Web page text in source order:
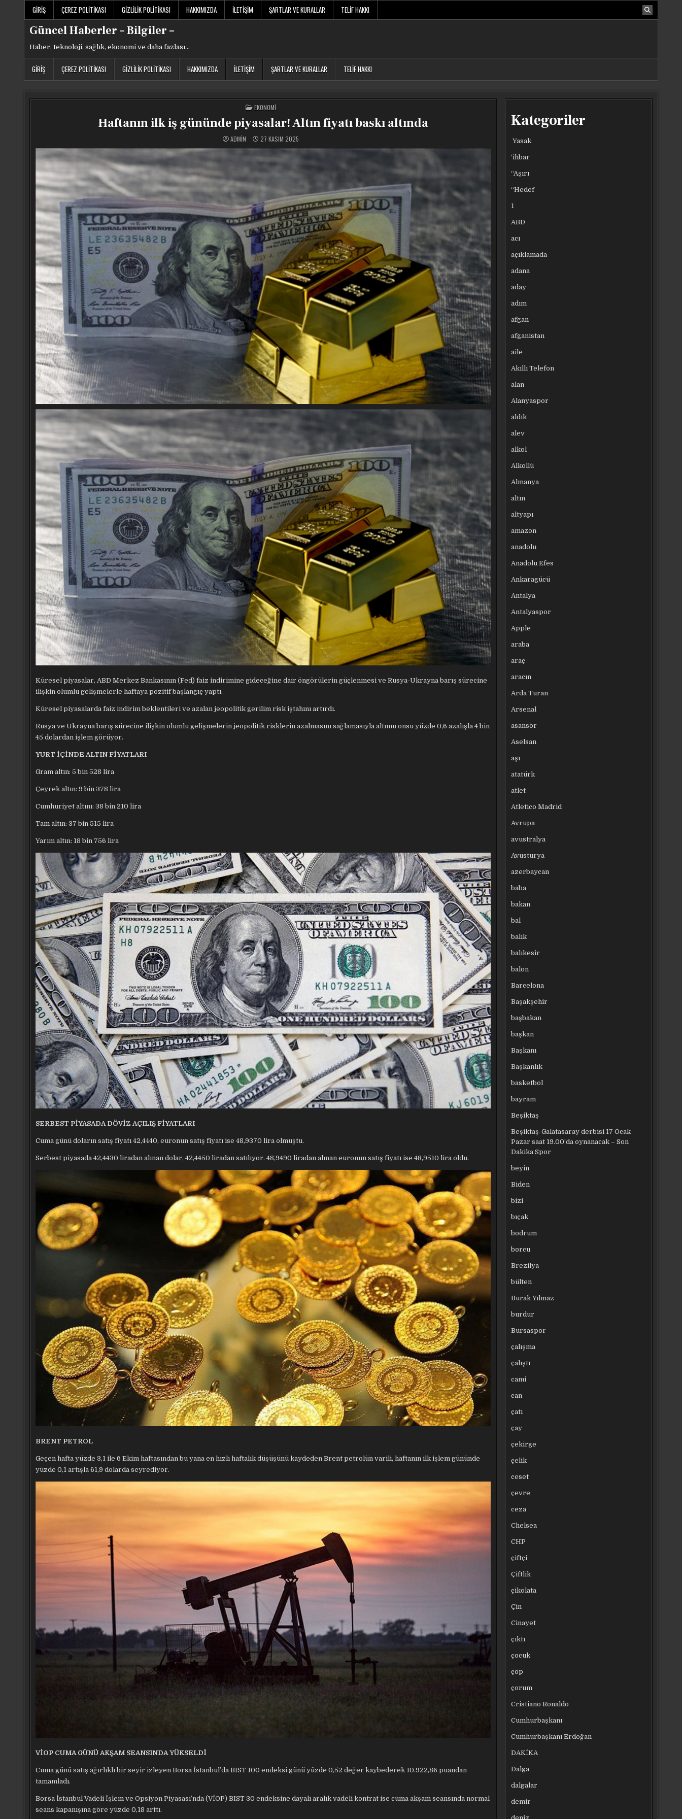
GIRIŞ ÇEREZ POLITIKASI GIZLILIK POLITIKASI HAKKIMIZDA İLETIŞIM ŞARTLAR VE KURALLAR TELIF HAKKI
Güncel Haberler – Bilgiler –
Haber, teknoloji, sağlık, ekonomi ve daha fazlası…
GIRIŞ ÇEREZ POLITIKASI GIZLILIK POLITIKASI HAKKIMIZDA İLETIŞIM ŞARTLAR VE KURALLAR TELIF HAKKI
POSTED
IN
EKONOMI
Haftanın ilk iş gününde piyasalar! Altın fiyatı baskı altında
ADMIN 27 KASIM 2025
Küresel piyasalar, ABD Merkez Bankasının (Fed) faiz indirimine gideceğine dair öngörülerin güçlenmesi ve Rusya-Ukrayna barış sürecine
ilişkin olumlu gelişmelerle haftaya pozitif başlangıç yaptı.
Küresel piyasalarda faiz indirim beklentileri ve azalan jeopolitik gerilim risk iştahını artırdı.
Rusya ve Ukrayna barış sürecine ilişkin olumlu gelişmelerin jeopolitik risklerin azalmasını sağlamasıyla altının onsu yüzde 0,6 azalışla 4 bin
45 dolardan işlem görüyor.
YURT İÇİNDE ALTIN FİYATLARI
Gram altın: 5 bin 528 lira
Çeyrek altın: 9 bin 378 lira
Cumhuriyet altını: 38 bin 210 lira
Tam altın: 37 bin 515 lira
Yarım altın: 18 bin 756 lira
SERBEST PİYASADA DÖVİZ AÇILIŞ FİYATLARI
Cuma günü doların satış fiyatı 42,4440, euronun satış fiyatı ise 48,9370 lira olmuştu.
Serbest piyasada 42,4430 liradan alınan dolar, 42,4450 liradan satılıyor. 48,9490 liradan alınan euronun satış fiyatı ise 48,9510 lira oldu.
BRENT PETROL
Geçen hafta yüzde 3,1 ile 6 Ekim haftasından bu yana en hızlı haftalık düşüşünü kaydeden Brent petrolün varili, haftanın ilk işlem gününde
yüzde 0,1 artışla 61,9 dolarda seyrediyor.
VİOP CUMA GÜNÜ AKŞAM SEANSINDA YÜKSELDİ
Cuma günü satış ağırlıklı bir seyir izleyen Borsa İstanbul’da BIST 100 endeksi günü yüzde 0,52 değer kaybederek 10.922,86 puandan
tamamladı.
Borsa İstanbul Vadeli İşlem ve Opsiyon Piyasası’nda (VİOP) BIST 30 endeksine dayalı aralık vadeli kontrat ise cuma akşam seansında normal
seans kapanışına göre yüzde 0,18 arttı.
Kategoriler
Yasak
‘ihbar
“Aşırı
“Hedef
1
ABD
acı
açıklamada
adana
aday
adım
afgan
afganistan
aile
Akıllı Telefon
alan
Alanyaspor
aldık
alev
alkol
Alkollü
Almanya
altın
altyapı
amazon
anadolu
Anadolu Efes
Ankaragücü
Antalya
Antalyaspor
Apple
araba
araç
aracın
Arda Turan
Arsenal
asansör
Aselsan
aşı
atatürk
atlet
Atletico Madrid
Avrupa
avustralya
Avusturya
azerbaycan
baba
bakan
bal
balık
balıkesir
balon
Barcelona
Başakşehir
başbakan
başkan
Başkanı
Başkanlık
basketbol
bayram
Beşiktaş
Beşiktaş-Galatasaray derbisi 17 Ocak
Pazar saat 19.00’da oynanacak – Son
Dakika Spor
beyin
Biden
bizi
bıçak
bodrum
borcu
Brezilya
bülten
Burak Yılmaz
burdur
Bursaspor
çalışma
çalıştı
cami
can
çatı
çay
çekirge
çelik
ceset
çevre
ceza
Chelsea
CHP
çiftçi
Çiftlik
çikolata
Çin
Cinayet
çıktı
çocuk
çöp
çorum
Cristiano Ronaldo
Cumhurbaşkanı
Cumhurbaşkanı Erdoğan
DAKİKA
Dalga
dalgalar
demir